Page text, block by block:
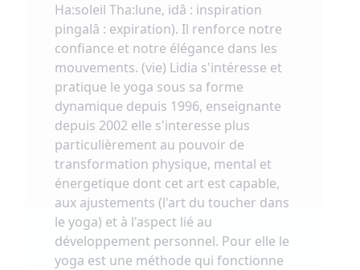
Ha:soleil Tha:lune, idâ : inspiration
pingalâ : expiration). Il renforce notre
confiance et notre élégance dans les
mouvements. (vie) Lidia s'intéresse et
pratique le yoga sous sa forme
dynamique depuis 1996, enseignante
depuis 2002 elle s'interesse plus
particulièrement au pouvoir de
transformation physique, mental et
énergetique dont cet art est capable,
aux ajustements (l'art du toucher dans
le yoga) et à l'aspect lié au
développement personnel. Pour elle le
yoga est une méthode qui fonctionne